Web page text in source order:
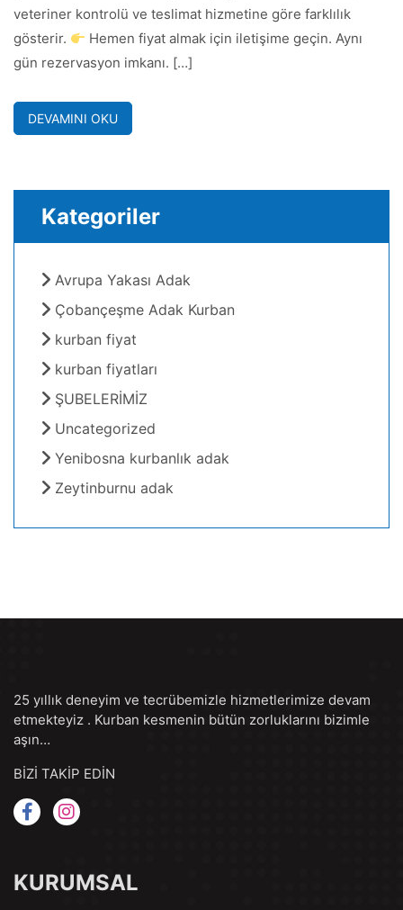
veteriner kontrolü ve teslimat hizmetine göre farklılık
gösterir.
Hemen fiyat almak için iletişime geçin. Aynı
gün rezervasyon imkanı. […]
DEVAMINI OKU
Kategoriler
Avrupa Yakası Adak
Çobançeşme Adak Kurban
kurban fiyat
kurban fiyatları
ŞUBELERİMİZ
Uncategorized
Yenibosna kurbanlık adak
Zeytinburnu adak
25 yıllık deneyim ve tecrübemizle hizmetlerimize devam
etmekteyiz . Kurban kesmenin bütün zorluklarını bizimle
aşın…
BİZİ TAKİP EDİN
KURUMSAL